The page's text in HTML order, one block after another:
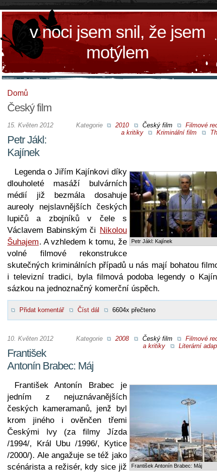
v noci jsem snil, že jsem
motýlem
Domů
Český film
Kategorie 2010 Český film
Filmové
a kritiky
Kriminální film
15. Květen 2012
Petr Jákl:
Kajínek
Petr Jákl: Kajínek
Legenda o Jiřím Kajínkovi díky
dlouholeté masáží bulvárních
médií již bezmála dosahuje
aureoly nejslavnějších českých
lupičů a zbojníků v čele s
Václavem Babinským či Nikolou
Šuhajem. A vzhledem k tomu, že
volné filmové rekonstrukce
skutečných kriminálních případů u nás mají bohatou
i televizní tradici, byla filmová podoba legendy o
sázkou na jednoznačný komerční úspěch.
Přidat komentář Číst dál 6604x přečteno
Kategorie 2008 Český film
Filmové
a kritiky
Literární
10. Květen 2012
František
Antonín Brabec: Máj
František Antonín Brabec: Máj
František Antonín Brabec je
jedním z nejuznávanějších
českých kameramanů, jenž byl
krom jiného i ověnčen třemi
Českými lvy (za filmy Jízda
/1994/, Král Ubu /1996/, Kytice
/2000/). Ale angažuje se též jako
scénárista a režisér, kdy sice již